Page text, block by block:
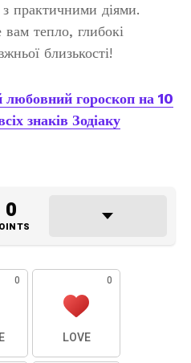
практичними діями.
тепло, глибокі
близькості!
любовний гороскоп на 10
знаків Зодіаку
0
0 0
LOVE